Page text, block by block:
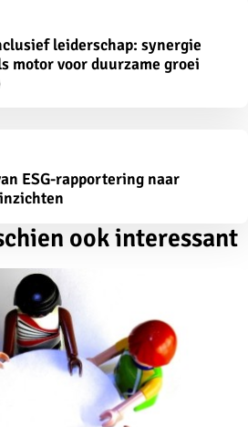
leiderschap: synergie
motor voor duurzame groei
ESG-rapportering naar
ook interessant